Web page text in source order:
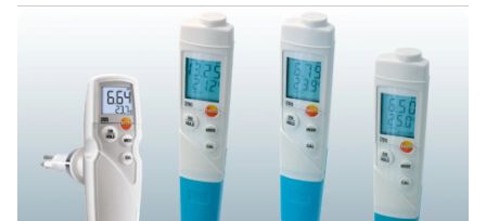
Les bandelettes de mesure du pH normales permettent
d'attribuer le caractère acide, basique et neutre d'une
substance ainsi que les nuances correspondantes en
modifiant la couleur de la bandelette. En règle générale, le
rouge signifie acide, la coloration bleue représente un
caractère basique. Le vert représente la substance neutre,
les transitions vers les différents caractères sont
représentées par des nuances de couleur.